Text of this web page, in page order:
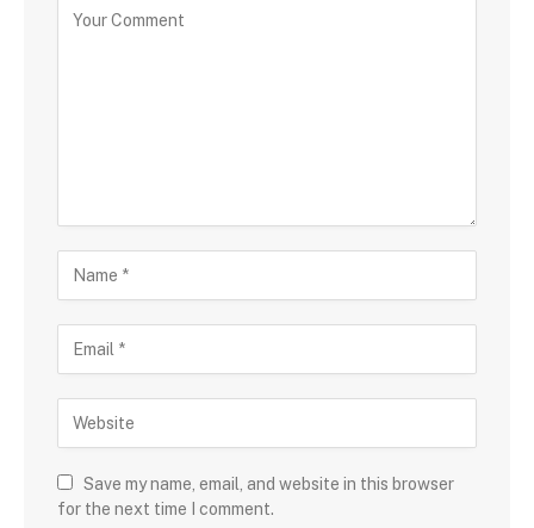
Save my name, email, and website in this browser
for the next time I comment.